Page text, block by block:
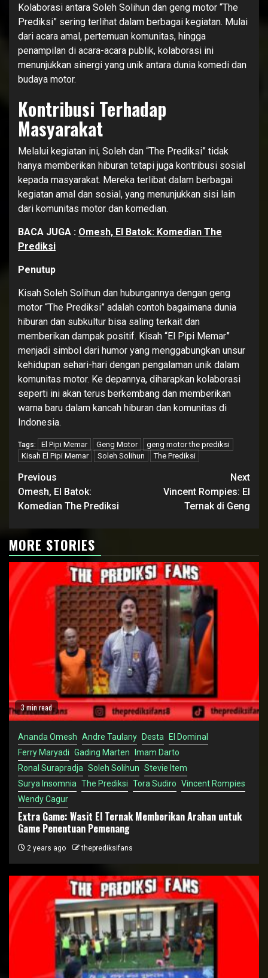
Kolaborasi antara Soleh Solihun dan geng motor “The
Prediksi” sering terlihat dalam berbagai kegiatan. Mulai
dari acara amal, pertemuan komunitas, hingga
penampilan di acara-acara publik, kolaborasi ini
menunjukkan sinergi yang unik antara dunia komedi dan
budaya motor.
Kontribusi Terhadap
Masyarakat
Melalui kegiatan ini, Soleh dan “The Prediksi” tidak
hanya memberikan hiburan tetapi juga kontribusi sosial
kepada masyarakat. Mereka terlibat dalam berbagai
kegiatan amal dan sosial, yang menunjukkan sisi lain
dari komunitas motor dan komedian.
BACA JUGA : Omesh, El Batok: Komedian The
Prediksi
Penutup
Kisah Soleh Solihun dan hubungannya dengan geng
motor “The Prediksi” adalah contoh bagaimana dunia
hiburan dan subkultur bisa saling terkait dan
memberikan dampak positif. Kisah “El Pipi Memar”
menjadi simbol dari humor yang menggabungkan unsur
kehidupan sehari-hari dengan pengalaman unik dalam
komunitas motor. Ke depannya, diharapkan kolaborasi
seperti ini akan terus berkembang dan memberikan
warna baru dalam kancah hiburan dan komunitas di
Indonesia.
Tags: El Pipi Memar Geng Motor
geng motor the prediksi
Kisah El Pipi Memar
Soleh Solihun The Prediksi
Continue
Reading
Previous
Omesh, El Batok:
Komedian The Prediksi
Next
Vincent Rompies: El
Ternak di Geng
MORE STORIES
3 min read
Ananda Omesh Andre Taulany Desta El Dominal
Ferry Maryadi Gading Marten Imam Darto
Ronal Surapradja Soleh Solihun Stevie Item
Surya Insomnia The Prediksi Tora Sudiro Vincent Rompies
Wendy Cagur
Extra Game: Wasit El Ternak Memberikan Arahan untuk
Game Penentuan Pemenang
2 years ago theprediksifans